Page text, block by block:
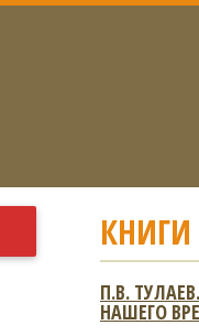
П.В.
НАШЕГО